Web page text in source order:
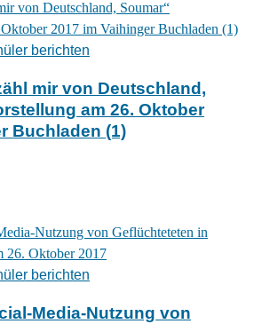
berichten
mir von Deutschland,
am 26. Oktober
Buchladen (1)
berichten
Media-Nutzung von